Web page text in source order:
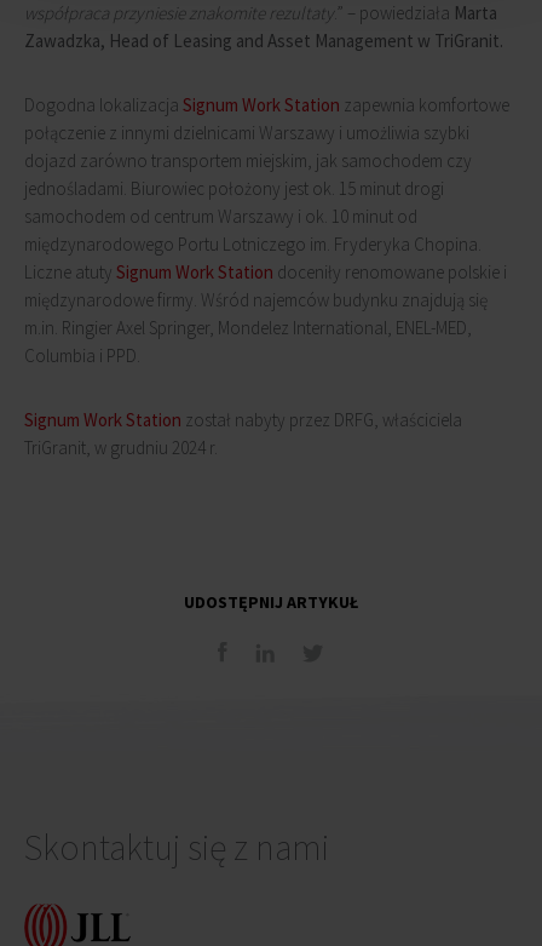
współpraca przyniesie znakomite rezultaty.” – powiedziała Marta
Zawadzka, Head of Leasing and Asset Management w TriGranit.
Dogodna lokalizacja Signum Work Station zapewnia komfortowe
połączenie z innymi dzielnicami Warszawy i umożliwia szybki
dojazd zarówno transportem miejskim, jak samochodem czy
jednośladami. Biurowiec położony jest ok. 15 minut drogi
samochodem od centrum Warszawy i ok. 10 minut od
międzynarodowego Portu Lotniczego im. Fryderyka Chopina.
Liczne atuty Signum Work Station doceniły renomowane polskie i
międzynarodowe firmy. Wśród najemców budynku znajdują się
m.in. Ringier Axel Springer, Mondelez International, ENEL-MED,
Columbia i PPD.
Signum Work Station został nabyty przez DRFG, właściciela
TriGranit, w grudniu 2024 r.
UDOSTĘPNIJ ARTYKUŁ
Skontaktuj się z nami